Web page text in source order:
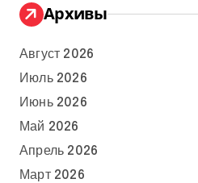
Архивы
Август 2026
Июль 2026
Июнь 2026
Май 2026
Апрель 2026
Март 2026